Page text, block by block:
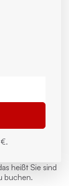
heißt Sie sind
buchen.